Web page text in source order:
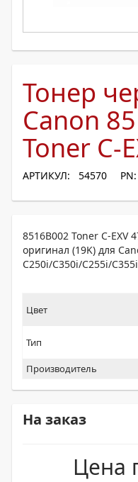
Тонер
Canon
Toner C-
АРТИКУЛ: 54570
8516B002 Toner C-EXV
оригинал (19K) для
C250i/C350i/C255i/C355i
Цвет
Тип
Производитель
На заказ
Цена